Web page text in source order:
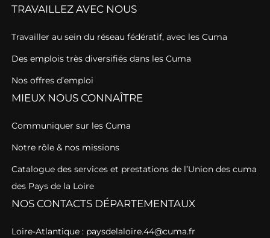
TRAVAILLEZ AVEC NOUS
Travailler au sein du réseau fédératif, avec les Cuma
Des emplois très diversifiés dans les Cuma
Nos offres d’emploi
MIEUX NOUS CONNAÎTRE
Communiquer sur les Cuma
Notre rôle & nos missions
Catalogue des services et prestations de l’Union des cuma
des Pays de la Loire
NOS CONTACTS DÉPARTEMENTAUX
Loire-Atlantique : paysdelaloire.44@cuma.fr